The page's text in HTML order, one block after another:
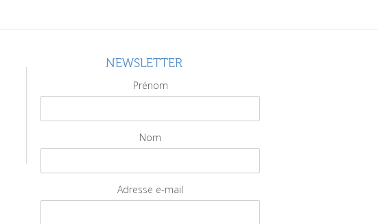
NEWSLETTER
Prénom
Nom
Adresse e-mail